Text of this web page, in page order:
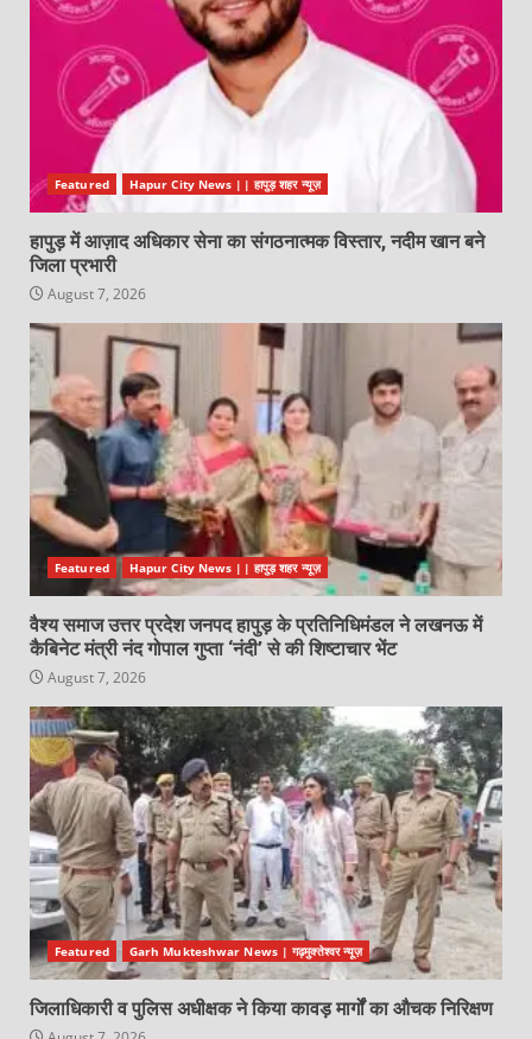
Featured Hapur City News || हापुड़ शहर न्यूज़
हापुड़ में आज़ाद अधिकार सेना का संगठनात्मक विस्तार, नदीम खान बने
जिला प्रभारी
August 7, 2026
Featured Hapur City News || हापुड़ शहर न्यूज़
वैश्य समाज उत्तर प्रदेश जनपद हापुड़ के प्रतिनिधिमंडल ने लखनऊ में
कैबिनेट मंत्री नंद गोपाल गुप्ता ‘नंदी’ से की शिष्टाचार भेंट
August 7, 2026
Featured Garh Mukteshwar News | गढ़मुक्तेश्वर न्यूज़
जिलाधिकारी व पुलिस अधीक्षक ने किया कावड़ मार्गों का औचक निरिक्षण